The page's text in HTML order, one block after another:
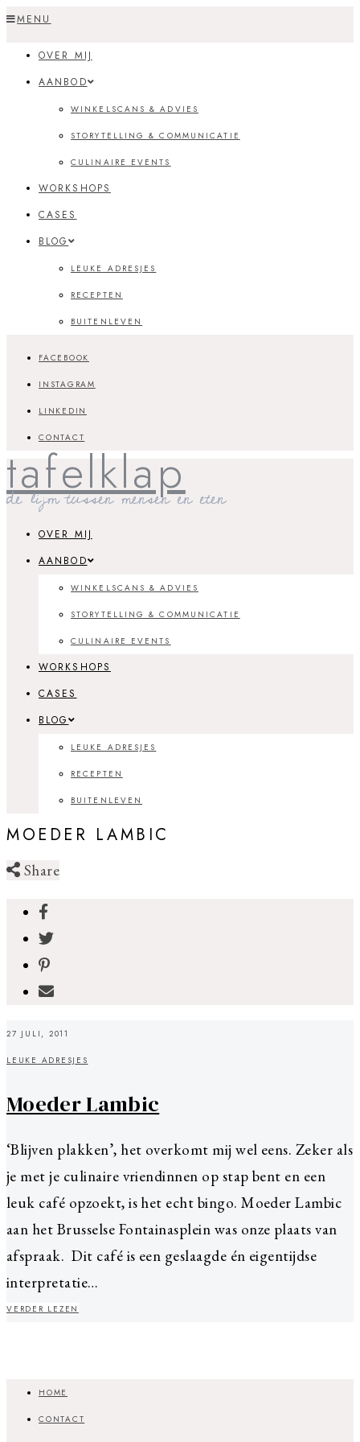
Skip
MENU
OVER MIJ
AANBOD
WINKELSCANS & ADVIES
STORYTELLING & COMMUNICATIE
CULINAIRE EVENTS
WORKSHOPS
CASES
BLOG
LEUKE ADRESJES
RECEPTEN
BUITENLEVEN
FACEBOOK
INSTAGRAM
LINKEDIN
CONTACT
tafelklap
de lijm tussen mensen en eten
OVER MIJ
AANBOD
WINKELSCANS & ADVIES
STORYTELLING & COMMUNICATIE
CULINAIRE EVENTS
WORKSHOPS
CASES
BLOG
LEUKE ADRESJES
RECEPTEN
BUITENLEVEN
MOEDER LAMBIC
Share
27 JULI, 2011
LEUKE ADRESJES
Moeder Lambic
‘Blijven plakken’, het overkomt mij wel eens. Zeker als
je met je culinaire vriendinnen op stap bent en een
leuk café opzoekt, is het echt bingo. Moeder Lambic
aan het Brusselse Fontainasplein was onze plaats van
afspraak. Dit café is een geslaagde én eigentijdse
interpretatie…
VERDER LEZEN
HOME
CONTACT